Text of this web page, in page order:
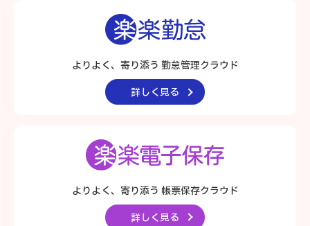
よりよく、寄り添う 勤怠管理クラウド
詳しく見る
よりよく、寄り添う 帳票保存クラウド
詳しく見る